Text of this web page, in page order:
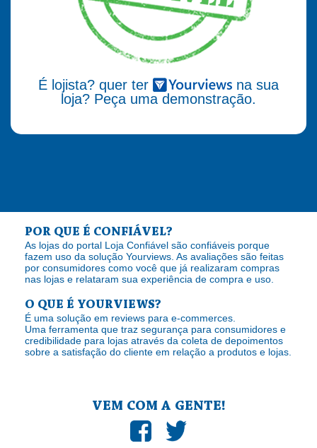
É lojista? quer ter
na sua
loja? Peça uma demonstração.
POR QUE É CONFIÁVEL?
As lojas do portal Loja Confiável são confiáveis porque
fazem uso da solução Yourviews. As avaliações são feitas
por consumidores como você que já realizaram compras
nas lojas e relataram sua experiência de compra e uso.
O QUE É YOURVIEWS?
É uma solução em reviews para e-commerces.
Uma ferramenta que traz segurança para consumidores e
credibilidade para lojas através da coleta de depoimentos
sobre a satisfação do cliente em relação a produtos e lojas.
VEM COM A GENTE!